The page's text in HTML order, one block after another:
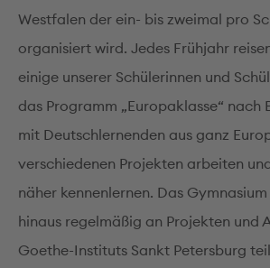
Westfalen der ein- bis zweimal pro
organisiert wird. Jedes Frühjahr
einige unserer Schülerinnen und
das Programm „Europaklasse“ nach
mit Deutschlernenden aus ganz
verschiedenen Projekten arbeiten
näher kennenlernen. Das
hinaus regelmäßig an Projekten und
Goethe-Instituts Sankt Petersburg